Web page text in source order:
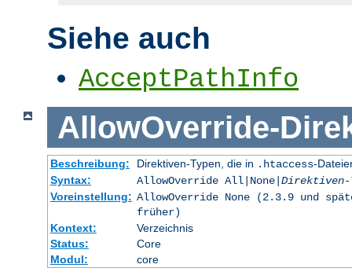
Siehe auch
AcceptPathInfo
AllowOverride-
Beschreibung: Direktiven-Typen, die in .htaccess-
Syntax:
AllowOverride All|None| Direktiven-
Voreinstellung: AllowOverride None (2.3.9 und
früher)
Kontext:
Verzeichnis
Status:
Core
Modul:
core